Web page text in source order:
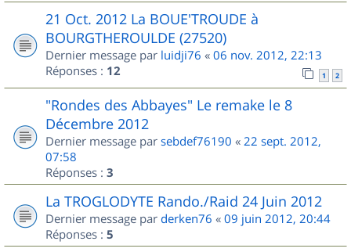
21 Oct. 2012 La BOUE'TROUDE à
BOURGTHEROULDE (27520)
Dernier message par luidji76 « 06 nov. 2012, 22:13
Réponses : 12 1 2
"Rondes des Abbayes" Le remake le 8
Décembre 2012
Dernier message par sebdef76190 « 22 sept. 2012,
07:58
Réponses : 3
La TROGLODYTE Rando./Raid 24 Juin 2012
Dernier message par derken76 « 09 juin 2012, 20:44
Réponses : 5